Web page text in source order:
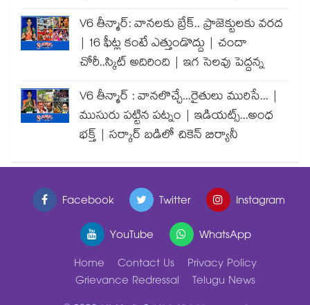
V6 తీన్మార్: వానలకు బ్రేక్.. ప్రాజెక్టులకు వరద
| 16 ఫీట్ల కంటే ఎత్తుండొద్దు | చందా
చోరీ..స్కిట్ అదిరింది | ఇగ సెలవు పెద్దన్న
V6 తీన్మార్ : వానలొచ్చే...రైతులు మురిసే... |
ముసురు పట్టిన పట్నం | ఇడియట్స్...అంధ
భక్త్ | సర్కార్ బడిలో చికెన్ బిర్యానీ
Facebook Twitter
Instagram
YouTube
WhatsApp
Home
Contact Us
Privacy Policy
Grievance Redressal
Telugu News